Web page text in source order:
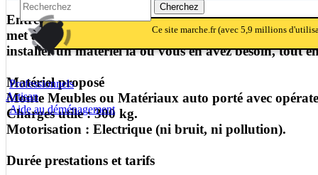
Cherchez
notifications_active
notifications
notifications Ce site marche.fr (avec 5,9 millions
Professionnels
Artisan
Aide au déménagement
Entreprise,
met à votre disposition des monte meubles /
installer un matériel là où vous en avez besoin, tout
Matériel proposé
Monte Meubles ou Matériaux auto porté avec
Charges utile : 300 kg.
Motorisation : Electrique (ni bruit, ni pollution).
Durée prestations et tarifs